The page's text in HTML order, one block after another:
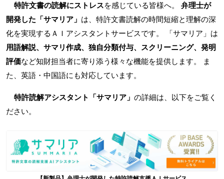
特許文書の読解にストレスを感じている皆様へ。 弁理士が
開発した「サマリア」 は、特許文書読解の時間短縮と理解の深
化を実現するＡＩアシスタントサービスです。 「サマリア」は
用語解説、サマリ作成、独自分類付与、スクリーニング、発明
評価など知財担当者に寄り添う様々な機能を提供します。 ま
た、英語・中国語にも対応しています。
特許読解アシスタント「サマリア」 の詳細は、以下をご覧く
ださい。